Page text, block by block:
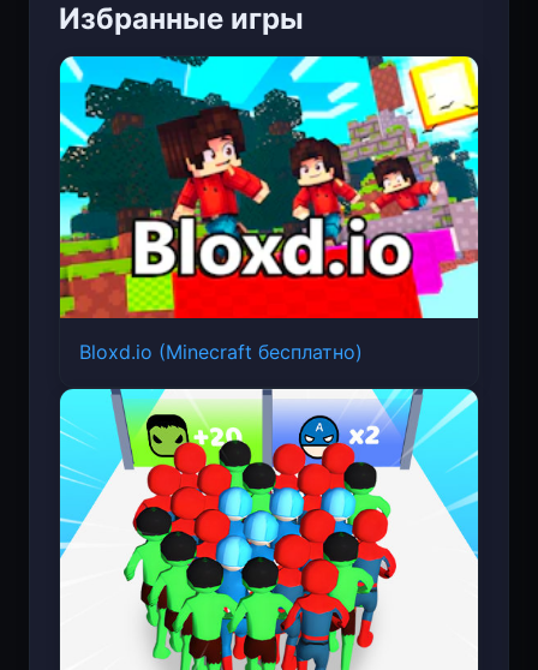
Избранные игры
Bloxd.io (Minecraft бесплатно)